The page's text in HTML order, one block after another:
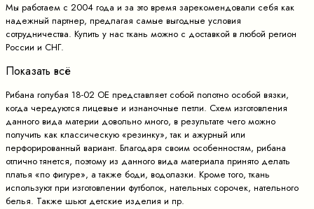
Мы работаем с 2004 года и за это время зарекомендовали себя как
надежный партнер, предлагая самые выгодные условия
сотрудничества. Купить у нас ткань можно с доставкой в любой регион
России и СНГ.
Показать всё
Рибана голубая 18-02 ОЕ представляет собой полотно особой вязки,
когда чередуются лицевые и изнаночные петли. Схем изготовления
данного вида материи довольно много, в результате чего можно
получить как классическую «резинку», так и ажурный или
перфорированный вариант. Благодаря своим особенностям, рибана
отлично тянется, поэтому из данного вида материала принято делать
платья «по фигуре», а также боди, водолазки. Кроме того, ткань
используют при изготовлении футболок, нательных сорочек, нательного
белья. Также шьют детские изделия и пр.